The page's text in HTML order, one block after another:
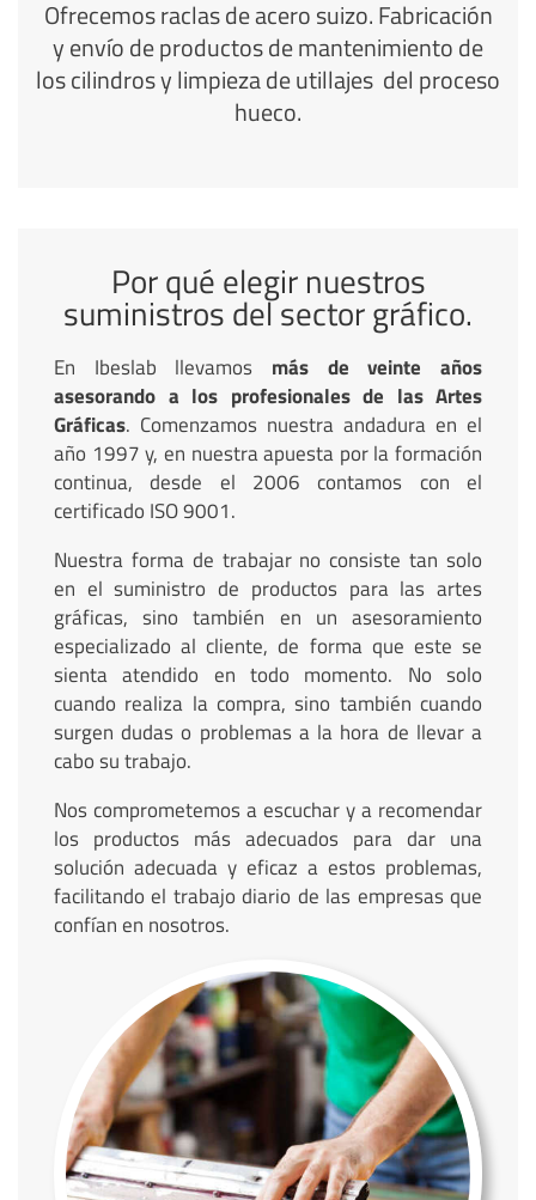
Ofrecemos raclas de acero suizo. Fabricación
y envío de productos de mantenimiento de
los cilindros y limpieza de utillajes del proceso
hueco.
Por qué elegir nuestros
suministros del sector gráfico.
En Ibeslab llevamos más de veinte años
asesorando a los profesionales de las Artes
Gráficas. Comenzamos nuestra andadura en el
año 1997 y, en nuestra apuesta por la formación
continua, desde el 2006 contamos con el
certificado ISO 9001.
Nuestra forma de trabajar no consiste tan solo
en el suministro de productos para las artes
gráficas, sino también en un asesoramiento
especializado al cliente, de forma que este se
sienta atendido en todo momento. No solo
cuando realiza la compra, sino también cuando
surgen dudas o problemas a la hora de llevar a
cabo su trabajo.
Nos comprometemos a escuchar y a recomendar
los productos más adecuados para dar una
solución adecuada y eficaz a estos problemas,
facilitando el trabajo diario de las empresas que
confían en nosotros.